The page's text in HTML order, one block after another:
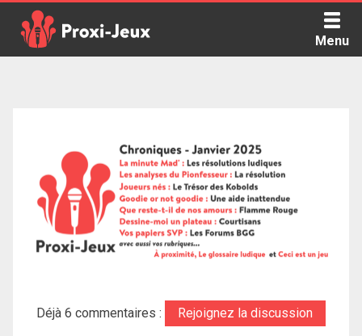
content
Menu
Déjà 6 commentaires : Rejoignez la discussion